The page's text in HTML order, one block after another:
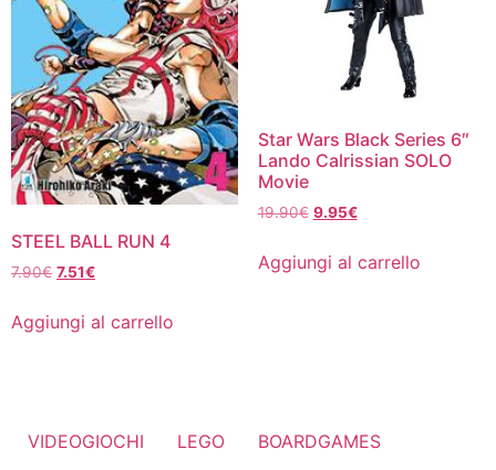
STEEL BALL RUN 4
7.90€ Il
originale
era:
7.51€Il
attuale
Aggiungi al carrello
Star Wars Black Series 6″
Lando Calrissian SOLO
Movie
19.90€ Il
originale
era:
9.95€Il
attuale
Aggiungi al carrello
VIDEOGIOCHI LEGO
BOARDGAMES